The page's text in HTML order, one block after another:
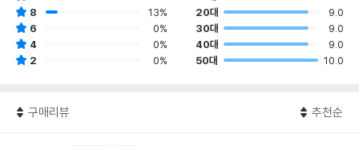
8
13%
6
0%
4
0%
2
0%
20대
9.0
30대
9.0
40대
9.0
50대
10.0
구매리뷰 추천순